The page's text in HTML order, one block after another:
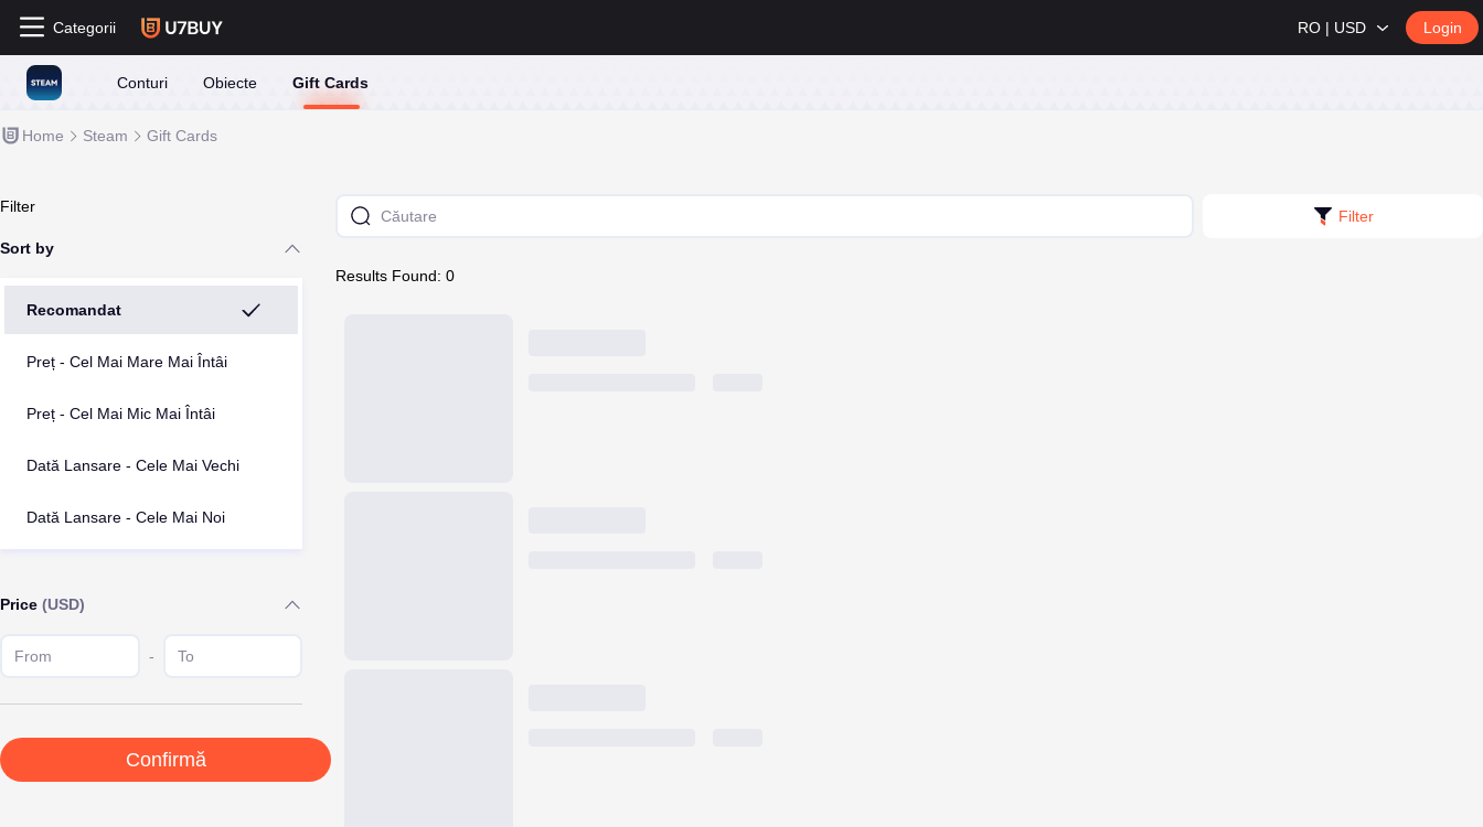
Categorii RO | USD Login
Conturi Obiecte Gift Cards
Home Steam Gift Cards
Filter
Sort by
Recomandat
Preț - Cel Mai Mare Mai Întâi
Preț - Cel Mai Mic Mai Întâi
Dată Lansare - Cele Mai Vechi
Dată Lansare - Cele Mai Noi
Price (USD)
-
Confirmă
Filter
Results Found: 0